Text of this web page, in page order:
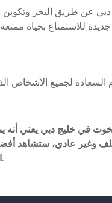
دبي عن طريق البحر
للاستمتاع بحياة
في خليج دبي يعني أنه
وغير عادي، ستشاهد
المدينة في ضوء مختلف.